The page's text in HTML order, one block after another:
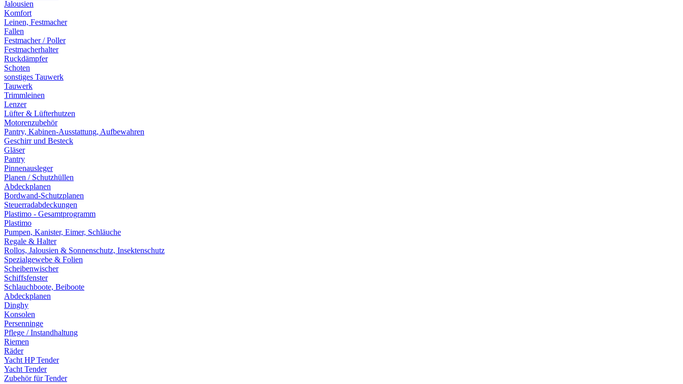
Jalousien
Komfort
Leinen, Festmacher
Fallen
Festmacher / Poller
Festmacherhalter
Ruckdämpfer
Schoten
sonstiges Tauwerk
Tauwerk
Trimmleinen
Lenzer
Lüfter & Lüfterhutzen
Motorenzubehör
Pantry, Kabinen-Ausstattung, Aufbewahren
Geschirr und Besteck
Gläser
Pantry
Pinnenausleger
Planen / Schutzhüllen
Abdeckplanen
Bordwand-Schutzplanen
Steuerradabdeckungen
Plastimo - Gesamtprogramm
Plastimo
Pumpen, Kanister, Eimer, Schläuche
Regale & Halter
Rollos, Jalousien & Sonnenschutz, Insektenschutz
Spezialgewebe & Folien
Scheibenwischer
Schiffsfenster
Schlauchboote, Beiboote
Abdeckplanen
Dinghy
Konsolen
Persenninge
Pflege / Instandhaltung
Riemen
Räder
Yacht HP Tender
Yacht Tender
Zubehör für Tender